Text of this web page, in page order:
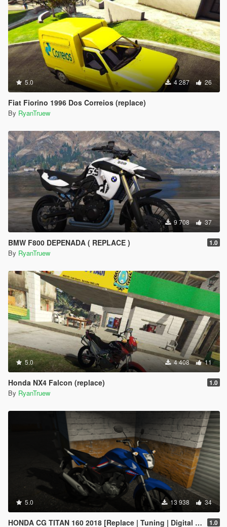
5.0 4 287 26
Fiat Fiorino 1996 Dos Correios (replace)
By RyanTruew
9 708 37
BMW F800 DEPENADA ( REPLACE ) 1.0
By RyanTruew
5.0 4 408 11
Honda NX4 Falcon (replace) 1.0
By RyanTruew
5.0 13 938 34
HONDA CG TITAN 160 2018 [Replace | Tuning | Digital Dials] [ FIVE M ] 1.0